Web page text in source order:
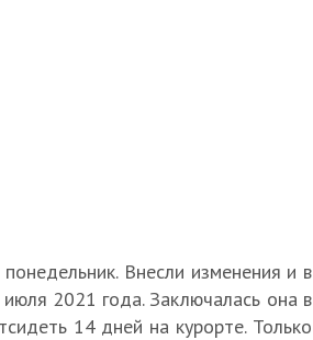
Внесли изменения и в
2021 года. Заключалась она в
14 дней на курорте. Только